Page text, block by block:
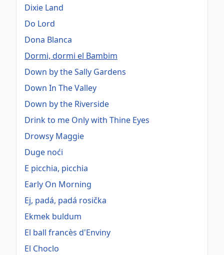
Dixie Land
Do Lord
Dona Blanca
Dormi, dormi el Bambim
Down by the Sally Gardens
Down In The Valley
Down by the Riverside
Drink to me Only with Thine Eyes
Drowsy Maggie
Duge noći
E picchia, picchia
Early On Morning
Ej, padá, padá rosička
Ekmek buldum
El ball francès d'Enviny
El Choclo